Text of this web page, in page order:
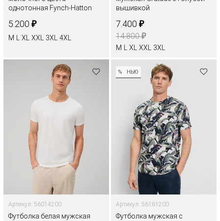
однотонная Fynch-Hatton
5.200 ₽
M XL XXL 3XL 4XL
вышивкой
7.400 ₽
14.800₽
M XL XXL 3XL
Артикул: 56014200
Футболка белая мужская
% НЬЮ
Артикул: 56161200
Футболка мужская с